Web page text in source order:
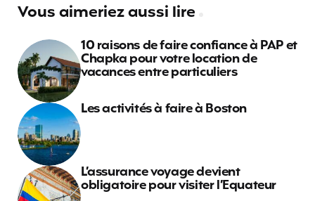
Vous aimeriez aussi lire
10 raisons de faire confiance à PAP et
Chapka pour votre location de
vacances entre particuliers
Les activités à faire à Boston
L’assurance voyage devient
obligatoire pour visiter l’Equateur